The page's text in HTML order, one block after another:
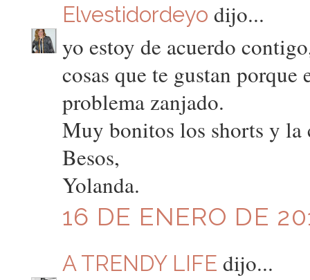
Elvestidordeyo dijo...
yo estoy de acuerdo
cosas que te gustan
problema zanjado.
Muy bonitos los shorts y la
Besos,
Yolanda.
16 DE ENERO DE
A TRENDY LIFE dijo...